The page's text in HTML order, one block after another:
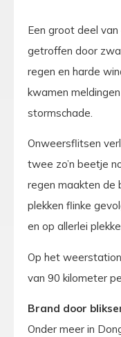
Een groot deel
getroffen door
regen en harde
kwamen
stormschade.
Onweersflitsen
twee zo’n beetje
regen maakten de
plekken flinke
en op allerlei
Op het
van 90 kilometer
Brand door
Onder meer in